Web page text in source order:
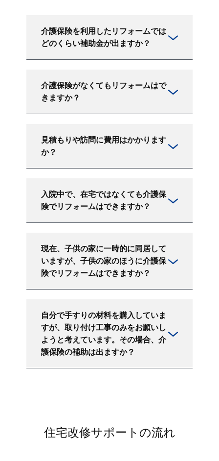
介護保険を利用したリフォームでは
どのくらい補助金が出ますか？
介護保険がなくてもリフォームはで
きますか？
見積もりや訪問に費用はかかります
か？
入院中で、在宅ではなくても介護保
険でリフォームはできますか？
現在、子供の家に一時的に同居して
いますが、子供の家のほうに介護保
険でリフォームはできますか？
自分で手すりの材料を購入していま
すが、取り付け工事のみをお願いし
ようと考えています。その場合、介
護保険の補助は出ますか？
住宅改修サポートの流れ